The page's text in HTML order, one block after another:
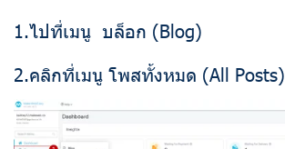
1.ไปที่เมนู บล็อก (Blog)
2.คลิกที่เมนู โพสทั้งหมด (All Posts)